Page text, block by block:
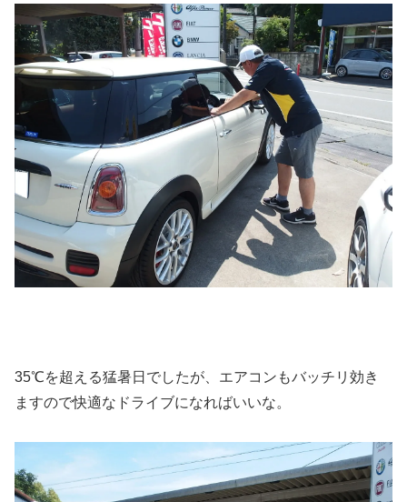
35℃を超える猛暑日でしたが、エアコンもバッチリ効き
ますので快適なドライブになればいいな。